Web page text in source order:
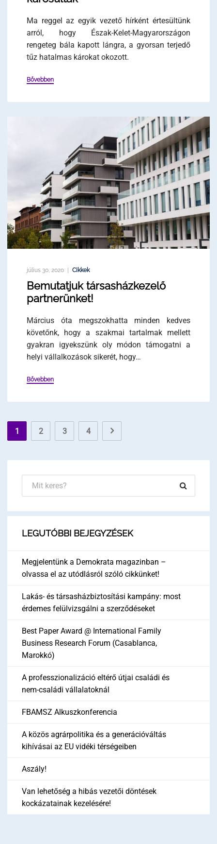
Ma reggel az egyik vezető hírként értesültünk
arról, hogy Észak-Kelet-Magyarországon
rengeteg bála kapott lángra, a gyorsan terjedő
tűz hatalmas károkat okozott.
Bővebben
július 30, 2020 Cikkek
Bemutatjuk társasházkezelő
partnerünket!
Március óta megszokhatta minden kedves
követőnk, hogy a szakmai tartalmak mellett
gyakran igyekszünk oly módon támogatni a
helyi vállalkozások sikerét, hogy…
Bővebben
1 2 3 4
LEGUTÓBBI BEJEGYZÉSEK
Megjelentünk a Demokrata magazinban –
olvassa el az utódlásról szóló cikkünket!
Lakás- és társasházbiztosítási kampány: most
érdemes felülvizsgálni a szerződéseket
Best Paper Award @ International Family
Business Research Forum (Casablanca,
Marokkó)
A professzionalizáció eltérő útjai családi és
nem-családi vállalatoknál
FBAMSZ Alkuszkonferencia
A közös agrárpolitika és a generációváltás
kihívásai az EU vidéki térségeiben
Aszály!
Van lehetőség a hibás vezetői döntések
kockázatainak kezelésére!